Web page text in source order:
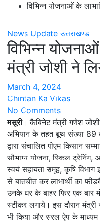
विभिन्न योजनाओं के
News Update उत्तराखण्ड
विभिन्न
मंत्री जोशी ने
March 4, 2024
Chintan Ka Vikas
No Comments
मसूरी। कैबिनेट मंत्री गणेश जोशी
अभियान के तहत बूथ संख्या 89
द्वारा संचालित पीएम किसान
सौभाग्य योजना, स्किल ट्रेनिंग,
स्वयं सहायता समूह, कृषि विभाग
से बातचीत कर लाभार्थी का
उनके घर के बाहर फिर एक बार
स्टीकर लगाये। इस दौरान
भी किया और सरल ऐप के